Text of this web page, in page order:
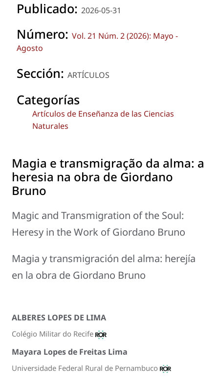
Publicado: 2026-05-31
Número: Vol. 21 Núm. 2 (2026): Mayo -
Agosto
Sección: ARTÍCULOS
Categorías
Artículos de Enseñanza de las Ciencias
Naturales
Magia e transmigração da alma: a
heresia na obra de Giordano
Bruno
Magic and Transmigration of the Soul:
Heresy in the Work of Giordano Bruno
Magia y transmigración del alma: herejía
en la obra de Giordano Bruno
ALBERES LOPES DE LIMA
Colégio Militar do Recife
Mayara Lopes de Freitas Lima
Universidade Federal Rural de Pernambuco